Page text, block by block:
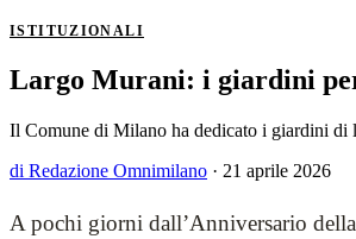
ISTITUZIONALI
Largo Murani: i giardini
Il Comune di Milano ha dedicato i giardini di
di Redazione Omnimilano · 21 aprile 2026
A pochi giorni dall’Anniversario